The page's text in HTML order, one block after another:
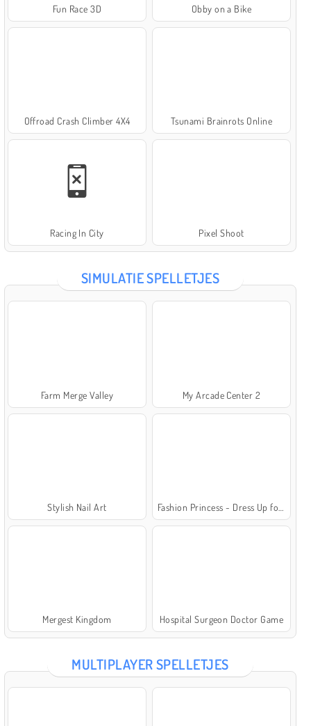
Fun Race 3D Obby on a Bike
Offroad Crash Climber 4X4 Tsunami Brainrots Online
Racing In City Pixel Shoot
SIMULATIE SPELLETJES
Farm Merge Valley My Arcade Center 2
Stylish Nail Art
Mergest Kingdom Hospital Surgeon Doctor Game
MULTIPLAYER SPELLETJES